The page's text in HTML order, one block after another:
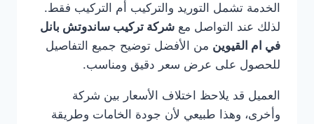
الخدمة تشمل التوريد والتركيب أم التركيب فقط.
لذلك عند التواصل مع شركة تركيب ساندوتش بانل
في ام القيوين من الأفضل توضيح جميع التفاصيل
للحصول على عرض سعر دقيق ومناسب.
العميل قد يلاحظ اختلاف الأسعار بين شركة
وأخرى، وهذا طبيعي لأن جودة الخامات وطريقة